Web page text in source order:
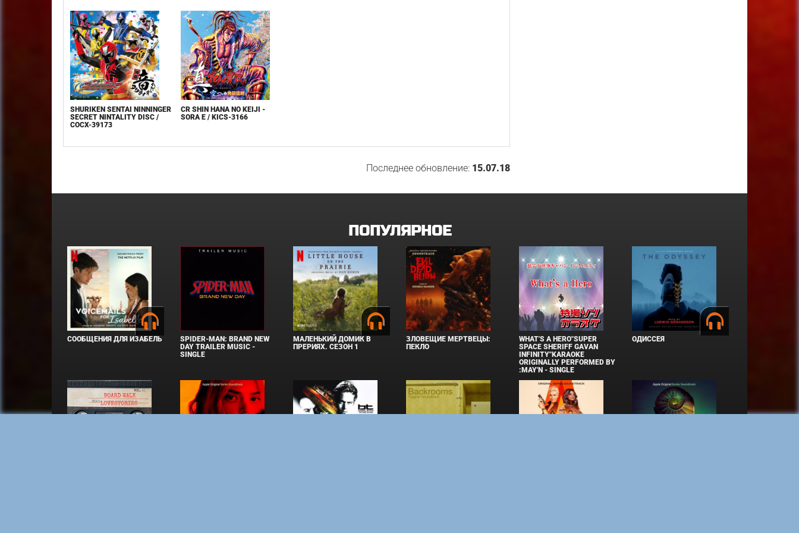
SHURIKEN SENTAI NINNINGER
SECRET NINTALITY DISC /
COCX-39173
CR SHIN HANA NO KEIJI -
SORA E / KICS-3166
Последнее обновление: 15.07.18
ПОПУЛЯРНОЕ
СООБЩЕНИЯ ДЛЯ ИЗАБЕЛЬ
SPIDER-MAN: BRAND NEW
DAY TRAILER MUSIC -
SINGLE
МАЛЕНЬКИЙ ДОМИК В
ПРЕРИЯХ. СЕЗОН 1
ЗЛОВЕЩИЕ МЕРТВЕЦЫ:
ПЕКЛО
WHAT'S A HERO"SUPER
SPACE SHERIFF GAVAN
INFINITY"KARAOKE
ORIGINALLY PERFORMED BY
:MAY'N - SINGLE
ОДИССЕЯ